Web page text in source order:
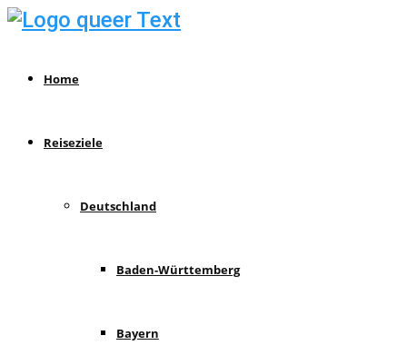
Home
Reiseziele
Deutschland
Baden-Württemberg
Bayern